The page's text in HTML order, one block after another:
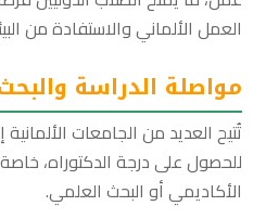
العمل الألماني والاستفادة من
مواصلة الدراسة
تُتيح العديد من الجامعات
للحصول على درجة الدكتوراه،
الأكاديمي أو البحث العلمي.